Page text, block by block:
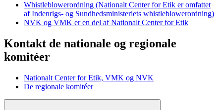
Whistleblowerordning (Nationalt Center for Etik er omfattet
af Indenrigs- og Sundhedsministeriets whistleblowerordning)
NVK og VMK er en del af Nationalt Center for Etik
Kontakt de nationale og regionale
komitéer
Nationalt Center for Etik, VMK og NVK
De regionale komitéer